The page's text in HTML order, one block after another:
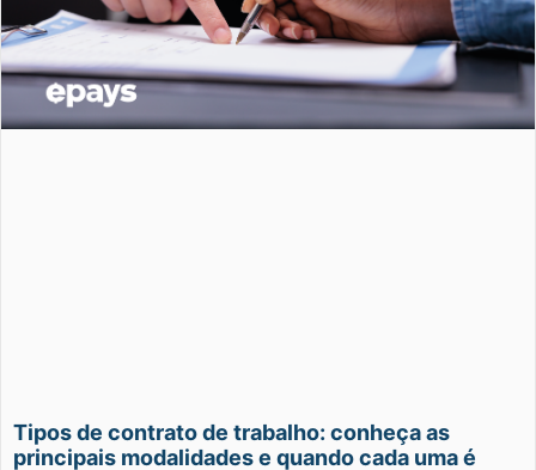
Tipos de contrato de trabalho: conheça as
principais modalidades e quando cada uma é